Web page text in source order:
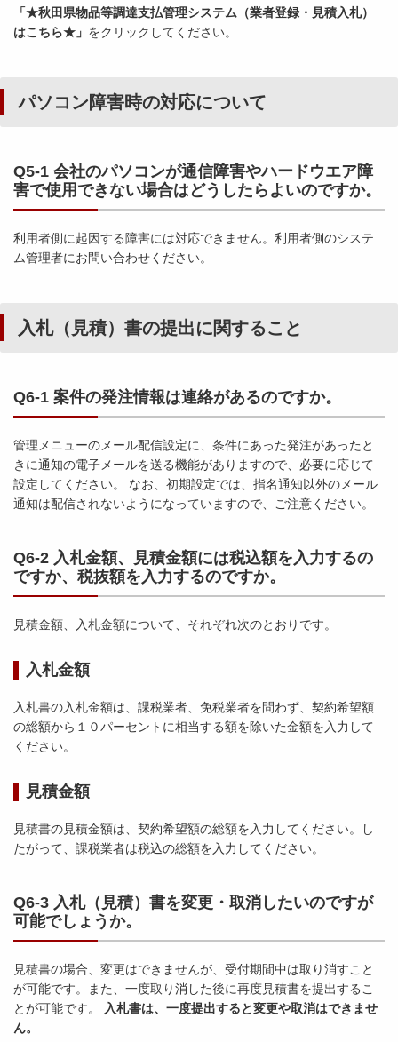
「★秋田県物品等調達支払管理システム（業者登録・見積入札）
はこちら★」 をクリックしてください。
パソコン障害時の対応について
Q5-1 会社のパソコンが通信障害やハードウエア障
害で使用できない場合はどうしたらよいのですか。
利用者側に起因する障害には対応できません。利用者側のシステ
ム管理者にお問い合わせください。
入札（見積）書の提出に関すること
Q6-1 案件の発注情報は連絡があるのですか。
管理メニューのメール配信設定に、条件にあった発注があったと
きに通知の電子メールを送る機能がありますので、必要に応じて
設定してください。 なお、初期設定では、指名通知以外のメール
通知は配信されないようになっていますので、ご注意ください。
Q6-2 入札金額、見積金額には税込額を入力するの
ですか、税抜額を入力するのですか。
見積金額、入札金額について、それぞれ次のとおりです。
入札金額
入札書の入札金額は、課税業者、免税業者を問わず、契約希望額
の総額から１０パーセントに相当する額を除いた金額を入力して
ください。
見積金額
見積書の見積金額は、契約希望額の総額を入力してください。し
たがって、課税業者は税込の総額を入力してください。
Q6-3 入札（見積）書を変更・取消したいのですが
可能でしょうか。
見積書の場合、変更はできませんが、受付期間中は取り消すこと
が可能です。また、一度取り消した後に再度見積書を提出するこ
とが可能です。
入札書は、一度提出すると変更や取消はできませ
ん。